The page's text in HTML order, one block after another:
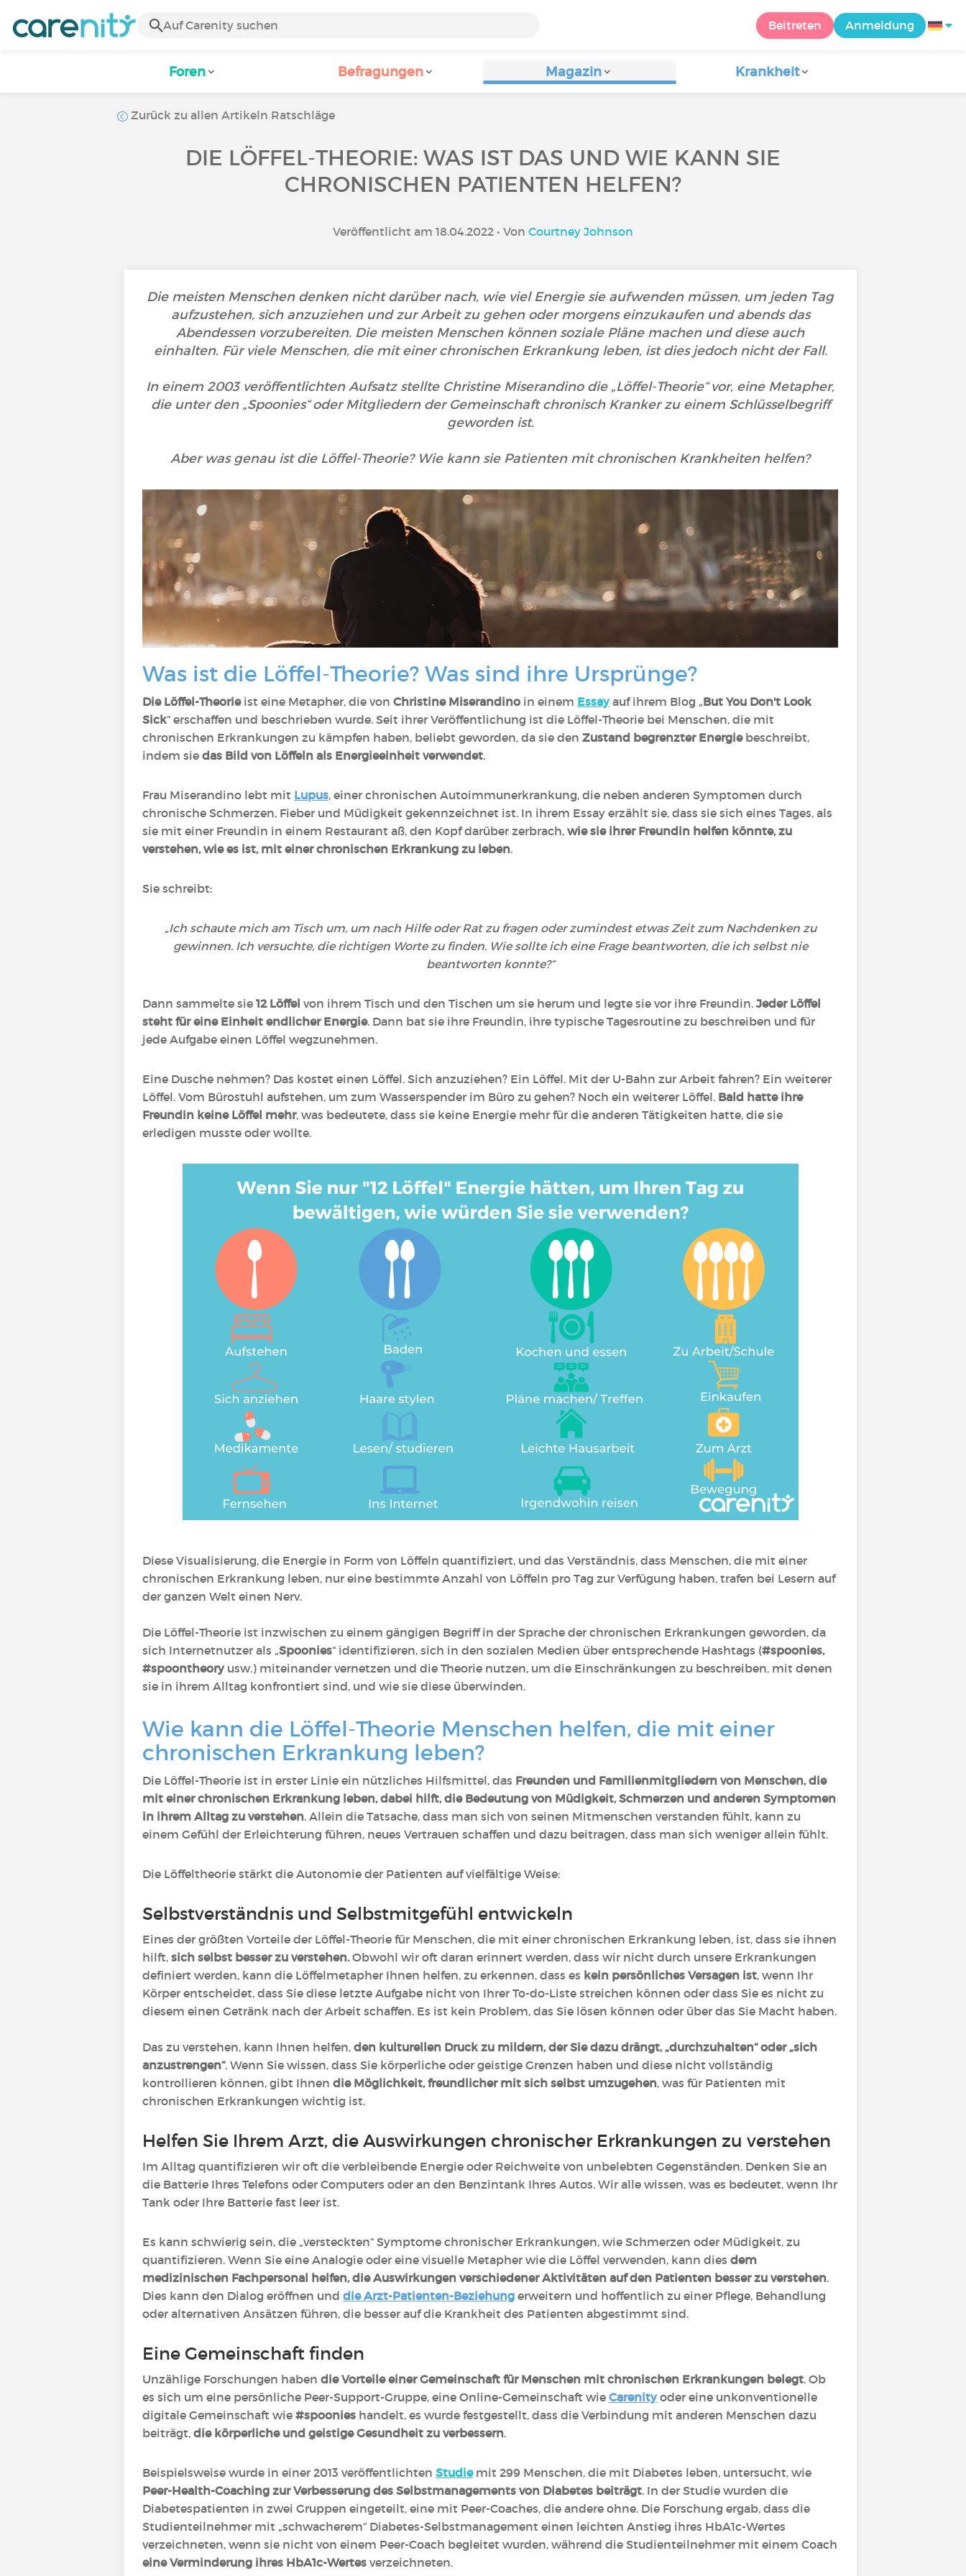
Beitreten Anmeldung
Foren Befragungen Magazin Krankheit
Zurück zu allen Artikeln Ratschläge
DIE LÖFFEL-THEORIE: WAS IST DAS UND WIE KANN SIE
CHRONISCHEN PATIENTEN HELFEN?
Veröffentlicht am 18.04.2022 • Von Courtney Johnson
Die meisten Menschen denken nicht darüber nach, wie viel Energie sie aufwenden müssen, um jeden Tag
aufzustehen, sich anzuziehen und zur Arbeit zu gehen oder morgens einzukaufen und abends das
Abendessen vorzubereiten. Die meisten Menschen können soziale Pläne machen und diese auch
einhalten. Für viele Menschen, die mit einer chronischen Erkrankung leben, ist dies jedoch nicht der Fall.
In einem 2003 veröffentlichten Aufsatz stellte Christine Miserandino die „Löffel-Theorie“ vor, eine Metapher,
die unter den „Spoonies“ oder Mitgliedern der Gemeinschaft chronisch Kranker zu einem Schlüsselbegriff
geworden ist.
Aber was genau ist die Löffel-Theorie? Wie kann sie Patienten mit chronischen Krankheiten helfen?
Was ist die Löffel-Theorie? Was sind ihre Ursprünge?
Die Löffel-Theorieist eine Metapher, die von Christine Miserandino in einem Essayauf ihrem Blog „But You Don't Look
Sick“ erschaffen und beschrieben wurde. Seit ihrer Veröffentlichung ist die Löffel-Theorie bei Menschen, die mit
chronischen Erkrankungen zu kämpfen haben, beliebt geworden, da sie den Zustand begrenzter Energiebeschreibt,
indem sie das Bild von Löffeln als Energieeinheit verwendet.
Frau Miserandino lebt mit Lupus, einer chronischen Autoimmunerkrankung, die neben anderen Symptomen durch
chronische Schmerzen, Fieber und Müdigkeit gekennzeichnet ist. In ihrem Essay erzählt sie, dass sie sich eines Tages, als
sie mit einer Freundin in einem Restaurant aß, den Kopf darüber zerbrach, wie sie ihrer Freundin helfen könnte, zu
verstehen, wie es ist, mit einer chronischen Erkrankung zu leben.
Sie schreibt:
„Ich schaute mich am Tisch um, um nach Hilfe oder Rat zu fragen oder zumindest etwas Zeit zum Nachdenken zu
gewinnen. Ich versuchte, die richtigen Worte zu finden. Wie sollte ich eine Frage beantworten, die ich selbst nie
beantworten konnte?“
Dann sammelte sie 12 Löffel von ihrem Tisch und den Tischen um sie herum und legte sie vor ihre Freundin. Jeder Löffel
steht für eine Einheit endlicher Energie. Dann bat sie ihre Freundin, ihre typische Tagesroutine zu beschreiben und für
jede Aufgabe einen Löffel wegzunehmen.
Eine Dusche nehmen? Das kostet einen Löffel. Sich anzuziehen? Ein Löffel. Mit der U-Bahn zur Arbeit fahren? Ein weiterer
Löffel. Vom Bürostuhl aufstehen, um zum Wasserspender im Büro zu gehen? Noch ein weiterer Löffel. Bald hatte ihre
Freundin keine Löffel mehr, was bedeutete, dass sie keine Energie mehr für die anderen Tätigkeiten hatte, die sie
erledigen musste oder wollte.
Diese Visualisierung, die Energie in Form von Löffeln quantifiziert, und das Verständnis, dass Menschen, die mit einer
chronischen Erkrankung leben, nur eine bestimmte Anzahl von Löffeln pro Tag zur Verfügung haben, trafen bei Lesern auf
der ganzen Welt einen Nerv.
Die Löffel-Theorie ist inzwischen zu einem gängigen Begriff in der Sprache der chronischen Erkrankungen geworden, da
sich Internetnutzer als „Spoonies“ identifizieren, sich in den sozialen Medien über entsprechende Hashtags (#spoonies,
#spoontheoryusw.) miteinander vernetzen und die Theorie nutzen, um die Einschränkungen zu beschreiben, mit denen
sie in ihrem Alltag konfrontiert sind, und wie sie diese überwinden.
Wie kann die Löffel-Theorie Menschen helfen, die mit einer
chronischen Erkrankung leben?
Die Löffel-Theorie ist in erster Linie ein nützliches Hilfsmittel, das Freunden und Familienmitgliedern von Menschen, die
mit einer chronischen Erkrankung leben, dabei hilft, die Bedeutung von Müdigkeit, Schmerzen und anderen Symptomen
in ihrem Alltag zu verstehen. Allein die Tatsache, dass man sich von seinen Mitmenschen verstanden fühlt, kann zu
einem Gefühl der Erleichterung führen, neues Vertrauen schaffen und dazu beitragen, dass man sich weniger allein fühlt.
Die Löffeltheorie stärkt die Autonomie der Patienten auf vielfältige Weise:
Selbstverständnis und Selbstmitgefühl entwickeln
Eines der größten Vorteile der Löffel-Theorie für Menschen, die mit einer chronischen Erkrankung leben, ist, dass sie ihnen
hilft, sich selbst besser zu verstehen.Obwohl wir oft daran erinnert werden, dass wir nicht durch unsere Erkrankungen
definiert werden, kann die Löffelmetapher Ihnen helfen, zu erkennen, dass es kein persönliches Versagen ist, wenn Ihr
Körper entscheidet, dass Sie diese letzte Aufgabe nicht von Ihrer To-do-Liste streichen können oder dass Sie es nicht zu
diesem einen Getränk nach der Arbeit schaffen. Es ist kein Problem, das Sie lösen können oder über das Sie Macht haben.
Das zu verstehen, kann Ihnen helfen, den kulturellen Druck zu mildern, der Sie dazu drängt, „durchzuhalten“ oder „sich
anzustrengen“. Wenn Sie wissen, dass Sie körperliche oder geistige Grenzen haben und diese nicht vollständig
kontrollieren können, gibt Ihnen die Möglichkeit, freundlicher mit sich selbst umzugehen, was für Patienten mit
chronischen Erkrankungen wichtig ist.
Helfen Sie Ihrem Arzt, die Auswirkungen chronischer Erkrankungen zu verstehen
Im Alltag quantifizieren wir oft die verbleibende Energie oder Reichweite von unbelebten Gegenständen. Denken Sie an
die Batterie Ihres Telefons oder Computers oder an den Benzintank Ihres Autos. Wir alle wissen, was es bedeutet, wenn Ihr
Tank oder Ihre Batterie fast leer ist.
Es kann schwierig sein, die „versteckten“ Symptome chronischer Erkrankungen, wie Schmerzen oder Müdigkeit, zu
quantifizieren. Wenn Sie eine Analogie oder eine visuelle Metapher wie die Löffel verwenden, kann dies dem
medizinischen Fachpersonal helfen, die Auswirkungen verschiedener Aktivitäten auf den Patienten besser zu verstehen.
Dies kann den Dialog eröffnen und die Arzt-Patienten-Beziehung erweitern und hoffentlich zu einer Pflege, Behandlung
oder alternativen Ansätzen führen, die besser auf die Krankheit des Patienten abgestimmt sind.
Eine Gemeinschaft finden
Unzählige Forschungen haben die Vorteile einer Gemeinschaft für Menschen mit chronischen Erkrankungen belegt. Ob
es sich um eine persönliche Peer-Support-Gruppe, eine Online-Gemeinschaft wie Carenityoder eine unkonventionelle
digitale Gemeinschaft wie #spoonies handelt, es wurde festgestellt, dass die Verbindung mit anderen Menschen dazu
beiträgt, die körperliche und geistige Gesundheit zu verbessern.
Beispielsweise wurde in einer 2013 veröffentlichten Studiemit 299 Menschen, die mit Diabetes leben, untersucht, wie
Peer-Health-Coaching zur Verbesserung des Selbstmanagements von Diabetes beiträgt. In der Studie wurden die
Diabetespatienten in zwei Gruppen eingeteilt, eine mit Peer-Coaches, die andere ohne. Die Forschung ergab, dass die
Studienteilnehmer mit „schwacherem“ Diabetes-Selbstmanagement einen leichten Anstieg ihres HbA1c-Wertes
verzeichneten, wenn sie nicht von einem Peer-Coach begleitet wurden, während die Studienteilnehmer mit einem Coach
eine Verminderung ihres HbA1c-Wertes verzeichneten.